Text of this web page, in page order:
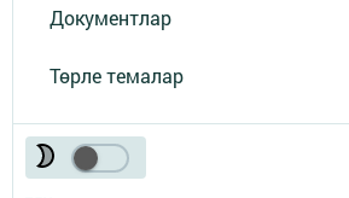
Документлар
Төрле темалар